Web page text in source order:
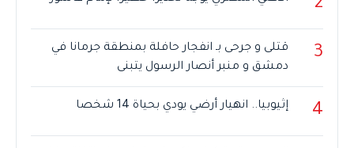
2
3
قتلى و جرحى بـ انفجار حافلة بمنطقة جرمانا في
دمشق و منبر أنصار الرسول يتبنى
4 إثيوبيا.. انهيار أرضي يودي بحياة 14 شخصا